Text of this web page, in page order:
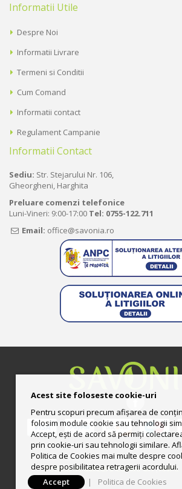
Informatii Utile
Despre Noi
Informatii Livrare
Termeni si Conditii
Cum Comand
Informatii contact
Regulament Campanie
Informatii Contact
Sediu: Str. Stejarului Nr. 106,
Gheorgheni, Harghita
Preluare comenzi telefonice
Luni-Vineri: 9:00-17:00 Tel: 0755-122.711
Email: office@savonia.ro
© 2013-2025 Magazin online
UNGURAS ION LUCIAN II CUI:
Politica de utilizare Cookie-uri|ANPC
Acest site foloseste cookie-uri
Pentru scopuri precum afișarea de
folosim module cookie sau tehnologii
Accept, ești de acord să permiți
prin cookie-uri sau tehnologii similare.
Politica de Cookies mai multe despre
despre posibilitatea retragerii acordului.
Accept
| Politica de Cookies